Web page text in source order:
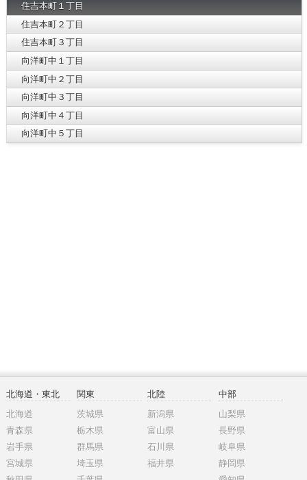
住吉本町１丁目
住吉本町２丁目
住吉本町３丁目
向洋町中１丁目
向洋町中２丁目
向洋町中３丁目
向洋町中４丁目
向洋町中５丁目
北海道・東北
北海道
青森県
岩手県
宮城県
関東
茨城県
栃木県
群馬県
埼玉県
北陸
新潟県
富山県
石川県
福井県
中部
山梨県
長野県
岐阜県
静岡県